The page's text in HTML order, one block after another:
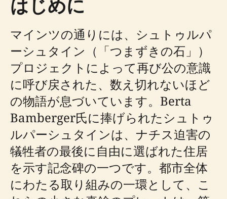
はじめに
マインツの通りには、シュトゥルパ
ーシュタイン（「つまずきの石」）
プロジェクトによって再び公の意識
に呼び戻された、数え切れないほど
の物語が息づいています。Berta
Bamberger氏に捧げられたシュトゥ
ルパーシュタインは、ナチス迫害の
犠牲者の最後に自由に選ばれた住居
を示す記念碑の一つです。都市全体
にわたる取り組みの一環として、こ